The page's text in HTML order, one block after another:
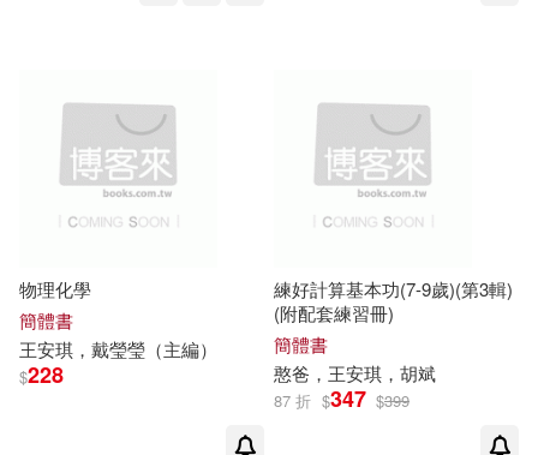
物理化學
簡體書
王安琪 ，戴瑩瑩（主編）
$228
練好計算基本功(7-9歲)(第3輯)
(附配套練習冊)
簡體書
憨爸， 王安琪 ，胡斌
87 折 $347 $399